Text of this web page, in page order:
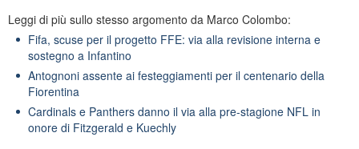
Leggi di più sullo stesso argomento da Marco Colombo:
Fifa, scuse per il progetto FFE: via alla revisione interna e
sostegno a Infantino
Antognoni assente ai festeggiamenti per il centenario della
Fiorentina
Cardinals e Panthers danno il via alla pre-stagione NFL in
onore di Fitzgerald e Kuechly